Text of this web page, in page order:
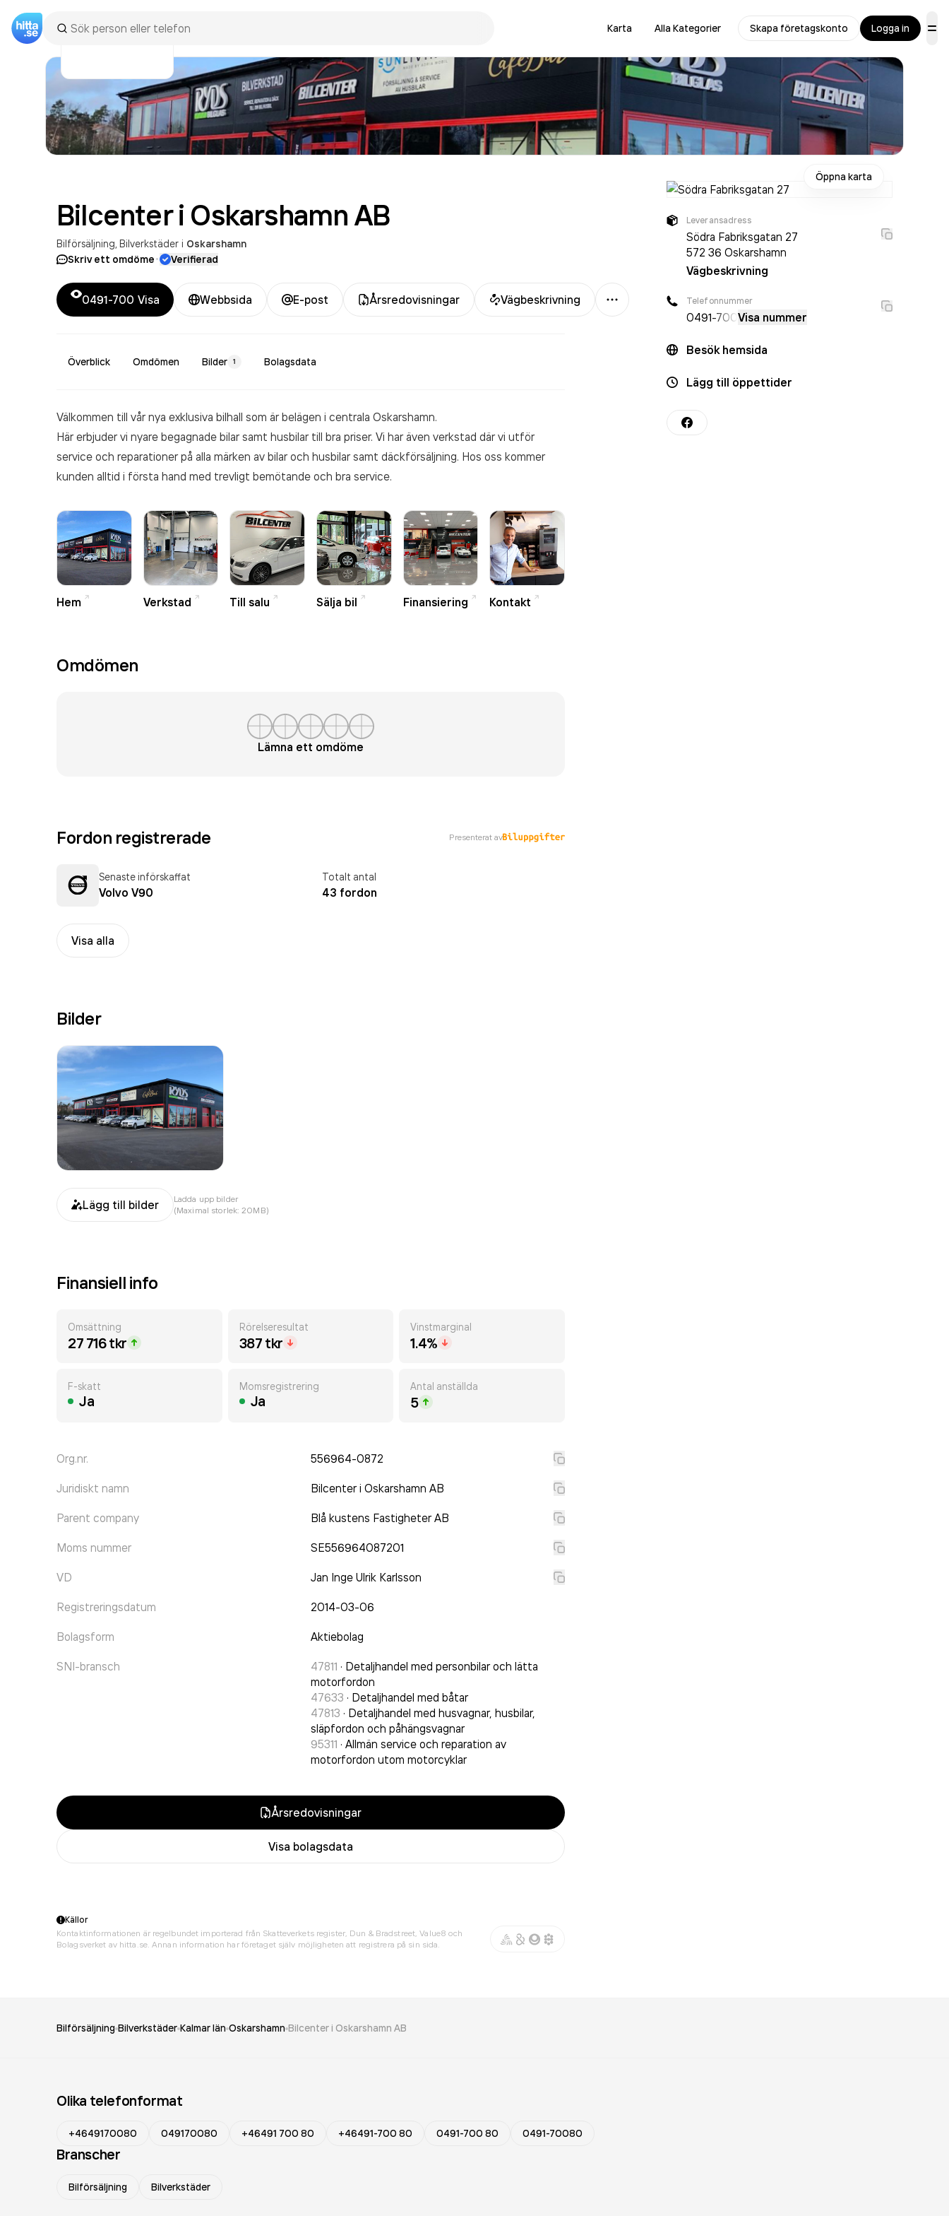
Karta Alla Kategorier Skapa företagskonto Logga in
Bilcenter i Oskarshamn AB
Bilförsäljning Bilverkstäder i Oskarshamn
Skriv ett omdöme· Verifierad
0491-700 Visa Webbsida E-post Årsredovisningar Vägbeskrivning
Mer
Överblick Omdömen Bilder 1 Bolagsdata
Välkommen till vår nya exklusiva bilhall som är belägen i centrala Oskarshamn.
Här erbjuder vi nyare begagnade bilar samt husbilar till bra priser. Vi har även verkstad där vi utför
service och reparationer på alla märken av bilar och husbilar samt däckförsäljning. Hos oss kommer
kunden alltid i första hand med trevligt bemötande och bra service.
Hem Verkstad Till salu Sälja bil Finansiering Kontakt
Omdömen
Lämna ett omdöme
Fordon registrerade Presenterat av
Senaste införskaffat
Volvo V90
Totalt antal
43 fordon
Visa alla
Bilder
Lägg till bilder
Ladda upp bilder
(Maximal storlek: 20MB)
Finansiell info
Omsättning
27 716 tkr
Rörelseresultat
387 tkr
Vinstmarginal
1.4%
F-skatt
Ja
Momsregistrering
Ja
Antal anställda
5
Org.nr. 556964-0872
Juridiskt namn Bilcenter i Oskarshamn AB
Parent company Blå kustens Fastigheter AB
Moms nummer SE556964087201
VD Jan Inge Ulrik Karlsson
Registreringsdatum 2014-03-06
Bolagsform Aktiebolag
SNI-bransch 47811 · Detaljhandel med personbilar och lätta
motorfordon
47633 · Detaljhandel med båtar
47813 · Detaljhandel med husvagnar, husbilar,
släpfordon och påhängsvagnar
95311 · Allmän service och reparation av
motorfordon utom motorcyklar
Årsredovisningar
Visa bolagsdata
Öppna karta
Leveransadress
Södra Fabriksgatan 27
572 36 Oskarshamn
Vägbeskrivning
Telefonnummer
0491-700 Visa nummer
Besök hemsida
Lägg till öppettider
Källor
Kontaktinformationen är regelbundet importerad från Skatteverkets register, Dun & Bradstreet, Value8 och
Bolagsverket av hitta.se. Annan information har företaget själv möjligheten att registrera på sin sida.
Bilförsäljning Bilverkstäder Kalmar län Oskarshamn Bilcenter i Oskarshamn AB
Olika telefonformat
+4649170080 049170080 +46491 700 80 +46491-700 80 0491-700 80 0491-70080
Branscher
Bilförsäljning Bilverkstäder